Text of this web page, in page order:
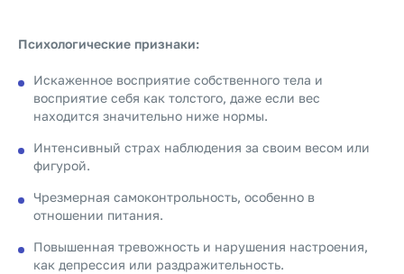
Психологические признаки:
Искаженное восприятие собственного тела и
восприятие себя как толстого, даже если вес
находится значительно ниже нормы.
Интенсивный страх наблюдения за своим весом или
фигурой.
Чрезмерная самоконтрольность, особенно в
отношении питания.
Повышенная тревожность и нарушения настроения,
как депрессия или раздражительность.